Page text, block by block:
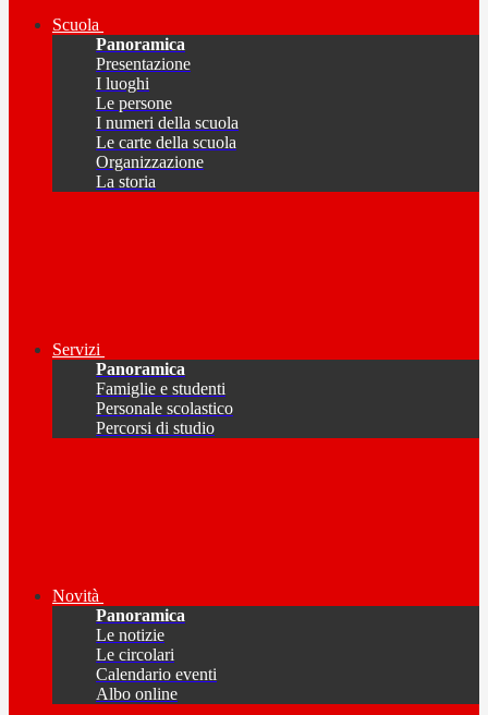
Scuola
Panoramica
Presentazione
I luoghi
Le persone
I numeri della scuola
Le carte della scuola
Organizzazione
La storia
Servizi
Panoramica
Famiglie e studenti
Personale scolastico
Percorsi di studio
Novità
Panoramica
Le notizie
Le circolari
Calendario eventi
Albo online